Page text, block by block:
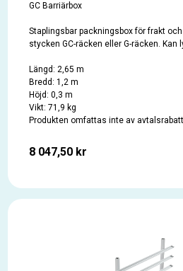
GC Barriärbox
Staplingsbar packningsbox för frakt
stycken GC-räcken eller G-räcken.
Längd: 2,65 m
Bredd: 1,2 m
Höjd: 0,3 m
Vikt: 71,9 kg
Produkten omfattas inte av
8 047,50 kr